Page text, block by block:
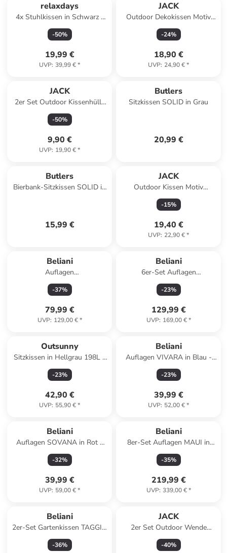
relaxdays
4x Stuhlkissen in Schwarz -
38 x 38 cm
-50%
19,99 €
UVP: 39,99 €*
JACK
Outdoor Dekokissen Motiv
45x45cm inkl. Füllung
Blumenmärchen
-24%
18,90 €
UVP: 24,90 €*
JACK
2er Set Outdoor Kissenhülle
40x60cm in Aqua
-50%
9,90 €
UVP: 19,90 €*
Butlers
Sitzkissen SOLID in Grau
20,99 €
Butlers
Bierbank-Sitzkissen SOLID in
15,99 €
JACK
Outdoor Kissen Motiv
30x50cm Palmengarten
-15%
19,40 €
UVP: 22,90 €*
Beliani
Auflagen
TOSCANA/JAVA/AMANTEA
PREMIUM in Weiß - (W) 58 x
-37%
79,99 €
UVP: 129,00 €*
Beliani
6er-Set Auflagen
JAVA/AMANTEA in Blau
-23%
129,99 €
UVP: 169,00 €*
Outsunny
Sitzkissen in Hellgrau 198L x
65B x 13H cm
-23%
42,90 €
UVP: 55,90 €*
Beliani
Auflagen VIVARA in Blau -
(W) 112 x (H) 5 x (L) 54 cm
-23%
39,99 €
UVP: 52,00 €*
Beliani
Auflagen SOVANA in Rot -
(W) 108 x (H) 5 x (L) 45 cm
-32%
39,99 €
UVP: 59,00 €*
Beliani
8er-Set Auflagen MAUI in
Beige/Blau
-35%
219,99 €
UVP: 339,00 €*
Beliani
2er-Set Gartenkissen TAGGIA
in Bunt/Gelb/Grün
-36%
JACK
2er Set Outdoor Wende
Kissenhülle 45x45cm in
Grau/Gelb
-40%